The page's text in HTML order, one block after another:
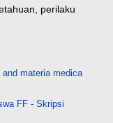
perilaku
materia medica
FF - Skripsi